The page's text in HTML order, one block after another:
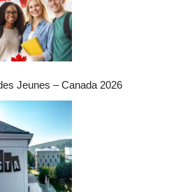
Jeunes – Canada 2026